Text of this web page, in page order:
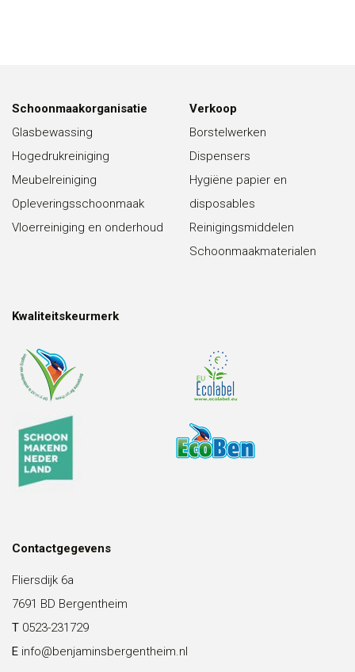
Schoonmaakorganisatie
Glasbewassing
Hogedrukreiniging
Meubelreiniging
Opleveringsschoonmaak
Vloerreiniging en onderhoud
Verkoop
Borstelwerken
Dispensers
Hygiëne papier en
disposables
Reinigingsmiddelen
Schoonmaakmaterialen
Kwaliteitskeurmerk
Contactgegevens
Fliersdijk 6a
7691 BD Bergentheim
T 0523-231729
E info@benjaminsbergentheim.nl